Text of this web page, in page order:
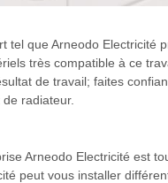
tel que Arneodo Electricité
très compatible à ce
de travail; faites
radiateur.
Arneodo Electricité est
peut vous installer